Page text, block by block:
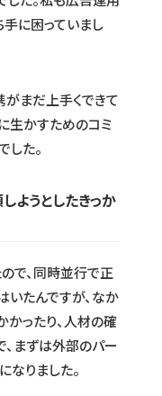
に困っていまし
がまだ上手くできて
生かすためのコミ
した。
ようとしたきっか
で、同時並行で正
たんですが、なか
ったり、人材の確
、まずは外部のパー
なりました。